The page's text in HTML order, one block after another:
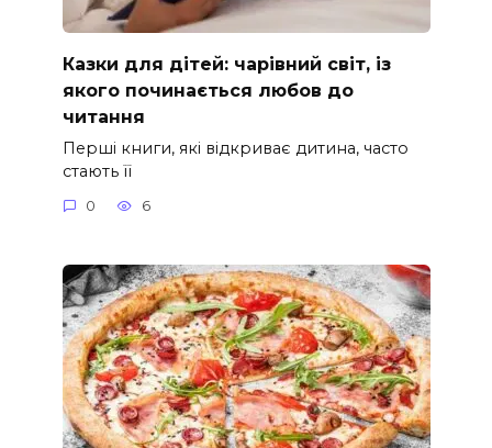
Казки для дітей: чарівний світ, із
якого починається любов до
читання
Перші книги, які відкриває дитина, часто
стають її
0 6